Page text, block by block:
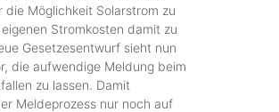
die Möglichkeit Solarstrom zu
Stromkosten damit zu
Gesetzesentwurf sieht nun
die aufwendige Meldung beim
zu lassen. Damit
Meldeprozess nur noch auf